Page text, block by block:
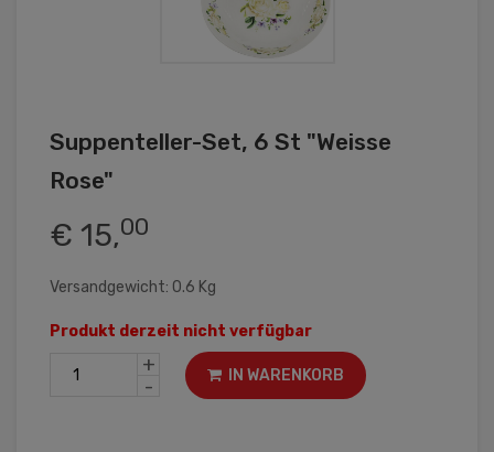
Suppenteller-Set, 6 St "Weisse
Rose"
€ 15,00
Versandgewicht: 0.6 Kg
Produkt derzeit nicht verfügbar
+
-
IN WARENKORB